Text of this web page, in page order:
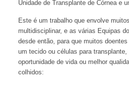
Unidade de Transplante de Córnea e
Este é um trabalho que envolve
multidisciplinar, e as várias Equipas
desde então, para que muitos
um tecido ou células para
oportunidade de vida ou melhor
colhidos: